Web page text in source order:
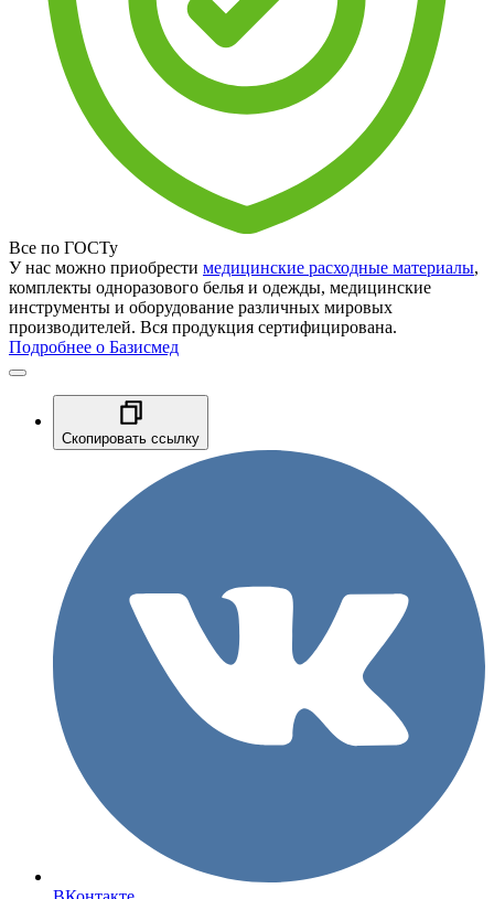
Все по ГОСТу
У нас можно приобрести медицинские расходные материалы,
комплекты одноразового белья и одежды, медицинские
инструменты и оборудование различных мировых
производителей. Вся продукция сертифицирована.
Подробнее о Базисмед
Скопировать ссылку